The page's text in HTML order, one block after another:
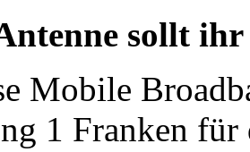
sollt ihr
Mobile
1 Franken